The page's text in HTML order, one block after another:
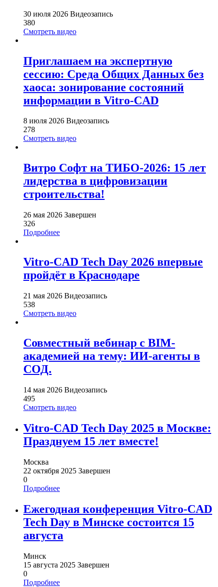
30 июля 2026 Видеозапись
380
Смотреть видео
Приглашаем на экспертную
сессию: Среда Общих Данных без
хаоса: зонирование состояний
информации в Vitro-CAD
8 июля 2026 Видеозапись
278
Смотреть видео
Витро Софт на ТИБО-2026: 15 лет
лидерства в цифровизации
строительства!
26 мая 2026 Завершен
326
Подробнее
Vitro-CAD Tech Day 2026 впервые
пройдёт в Краснодаре
21 мая 2026 Видеозапись
538
Смотреть видео
Совместный вебинар с BIM-
академией на тему: ИИ-агенты в
СОД.
14 мая 2026 Видеозапись
495
Смотреть видео
Vitro-CAD Tech Day 2025 в Москве:
Празднуем 15 лет вместе!
Москва
22 октября 2025 Завершен
0
Подробнее
Ежегодная конференция Vitro-CAD
Tech Day в Минске состоится 15
августа
Минск
15 августа 2025 Завершен
0
Подробнее